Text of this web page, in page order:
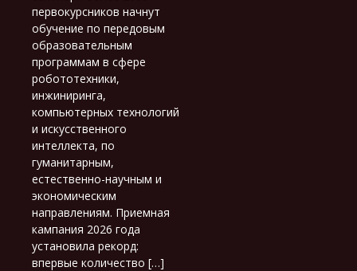
первокурсников начнут
обучение по передовым
образовательным
программам в сфере
робототехники,
инжиниринга,
компьютерных технологий
и искусственного
интеллекта, по
гуманитарным,
естественно-научным и
экономическим
направлениям. Приемная
кампания 2026 года
установила рекорд:
впервые количество […]